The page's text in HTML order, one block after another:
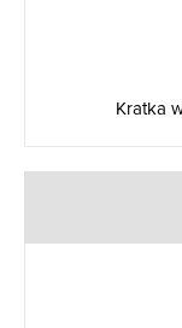
Kratka